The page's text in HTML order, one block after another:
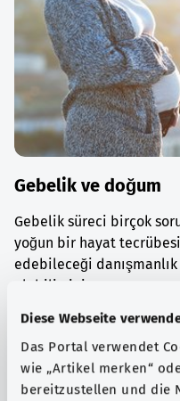
Diese Webseite
Das Portal verwendet
wie „Artikel merken“
bereitzustellen und die
Gebelik ve doğum
Gebelik süreci birçok
yoğun bir hayat
edebileceği
alabilirsiniz.
Ayrıntılı bilgi edinin